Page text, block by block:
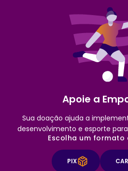
Apoie a
Sua doação ajuda a
desenvolvimento e esporte
Escolha um formato
PIX